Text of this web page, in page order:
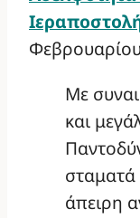
Με
και
σταματά
άπειρη